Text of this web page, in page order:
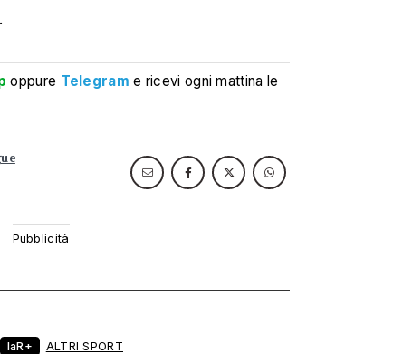
oppure Telegram e ricevi ogni mattina le
laR+ ALTRI SPORT